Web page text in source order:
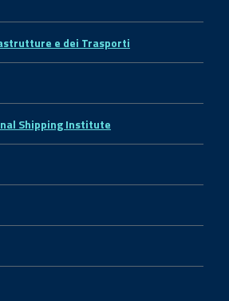
e dei Trasporti
Shipping Institute